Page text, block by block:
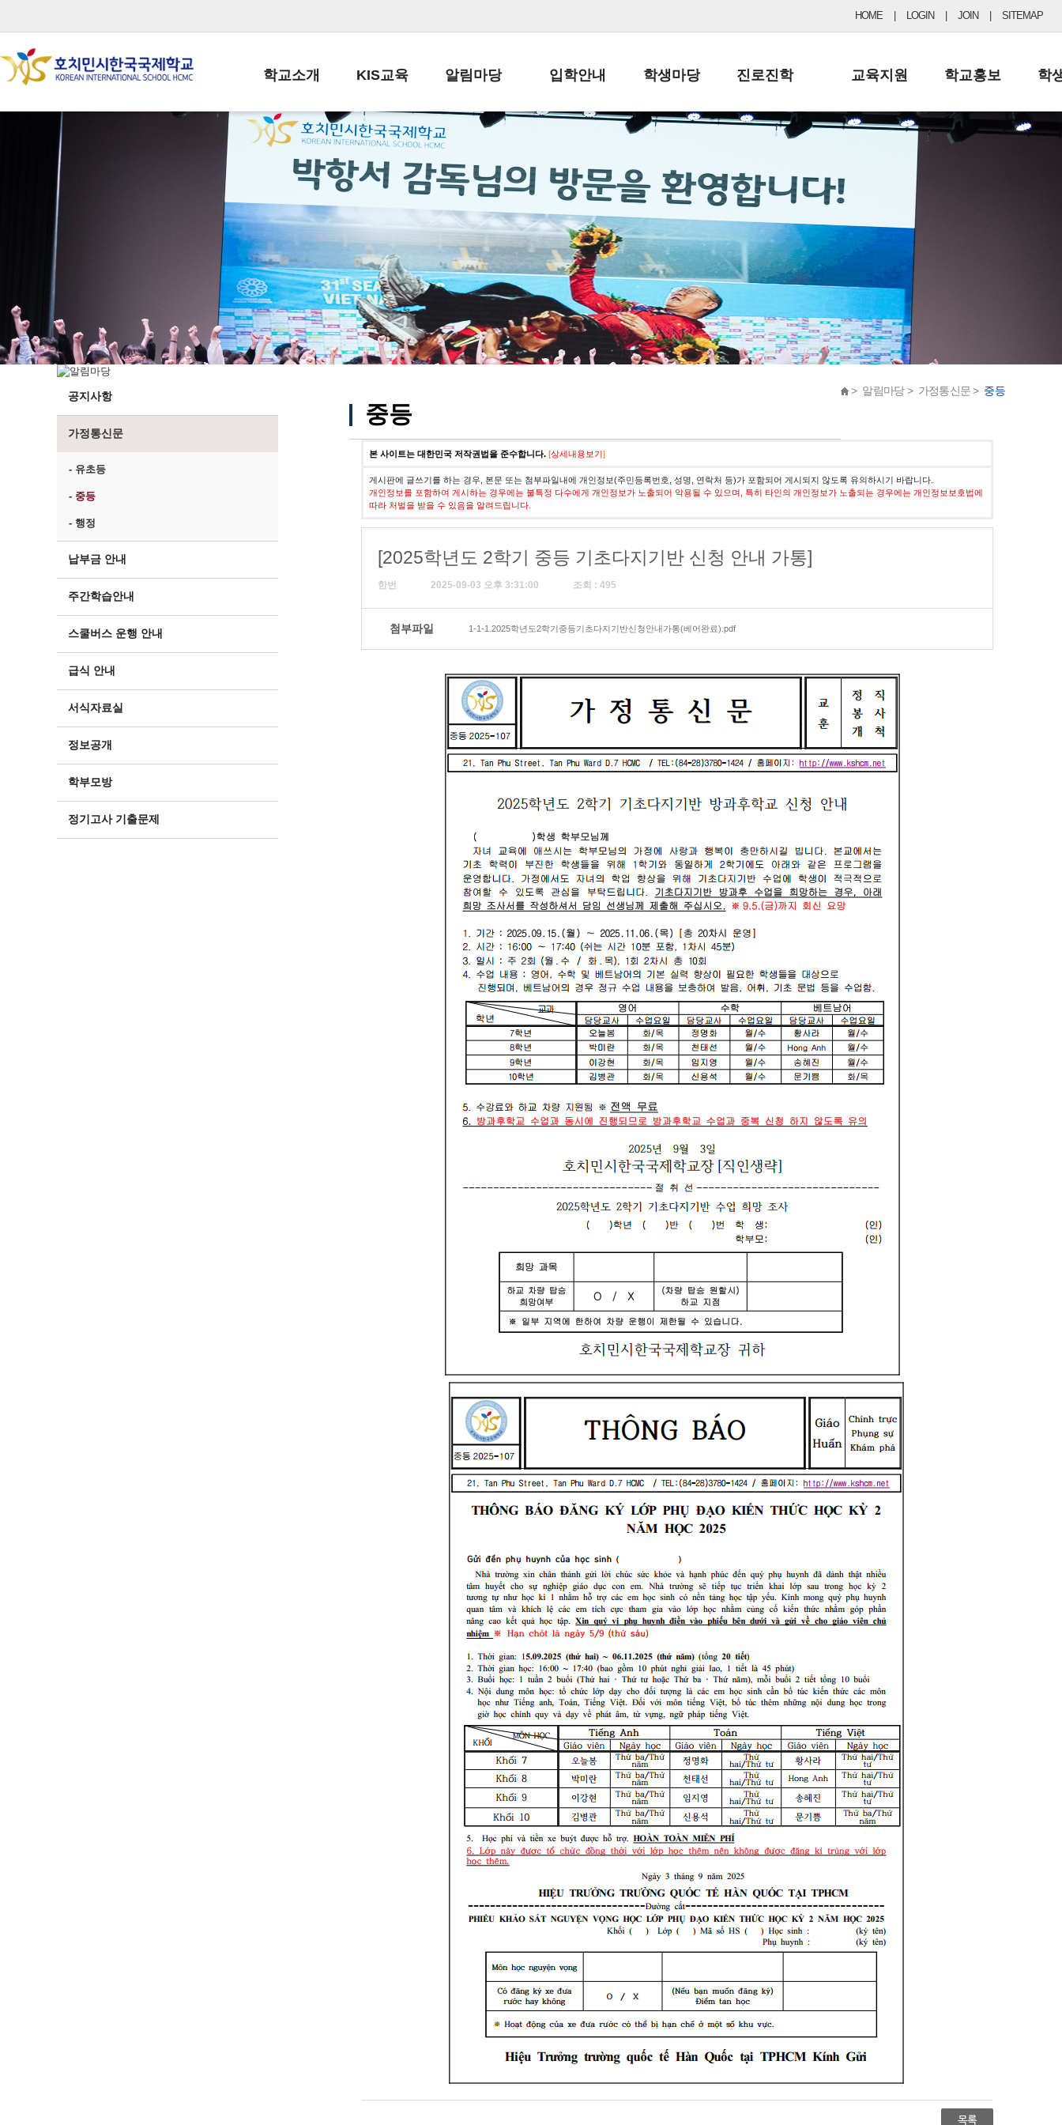
HOME LOGIN JOIN SITEMAP
학교소개
학교장인사말
학교상징
학교연혁
교직원현황
학생현황
위치/전화
전경사진
KIS교육
교육목표
학사일정
일과시간표
성과평가자료
알림마당
공지사항
납부금 안내
스쿨버스 운행 안내
급식안내
서식자료실
학부모방
정기고사 기출문제
입학안내
전-편입 서류양식
입학금/수업료
교복구입안내
학생마당
학생생활규정
학교신문
자율진로동아리
유초등 소식지
진로진학
공지사항 및 입시자료
드림레터
교육지원
행정실
학교운영위원회
학교건축기금
학교홍보
보도자료
학
공지사항
가정통신문
- 유초등
- 중등
- 행정
납부금 안내
주간학습안내
스쿨버스 운행 안내
급식 안내
서식자료실
정보공개
학부모방
정기고사 기출문제
> 알림마당 > 가정통신문 > 중등
중등
본 사이트는 대한민국 저작권법을 준수합니다. [상세내용보기]
게시판에 글쓰기를 하는 경우, 본문 또는 첨부파일내에 개인정보(주민등록번호, 성명, 연락처 등)가 포함되어 게시되지 않도록 유의하시기 바랍니다.
개인정보를 포함하여 게시하는 경우에는 불특정 다수에게 개인정보가 노출되어 악용될 수 있으며, 특히 타인의 개인정보가 노출되는 경우에는 개인정보보호법에
따라 처벌을 받을 수 있음을 알려드립니다.
[2025학년도 2학기 중등 기초다지기반 신청 안내 가통]
한번 2025-09-03 오후 3:31:00 조회 : 495
첨부파일 1-1-1.2025학년도2학기중등기초다지기반신청안내가통(베어완료).pdf